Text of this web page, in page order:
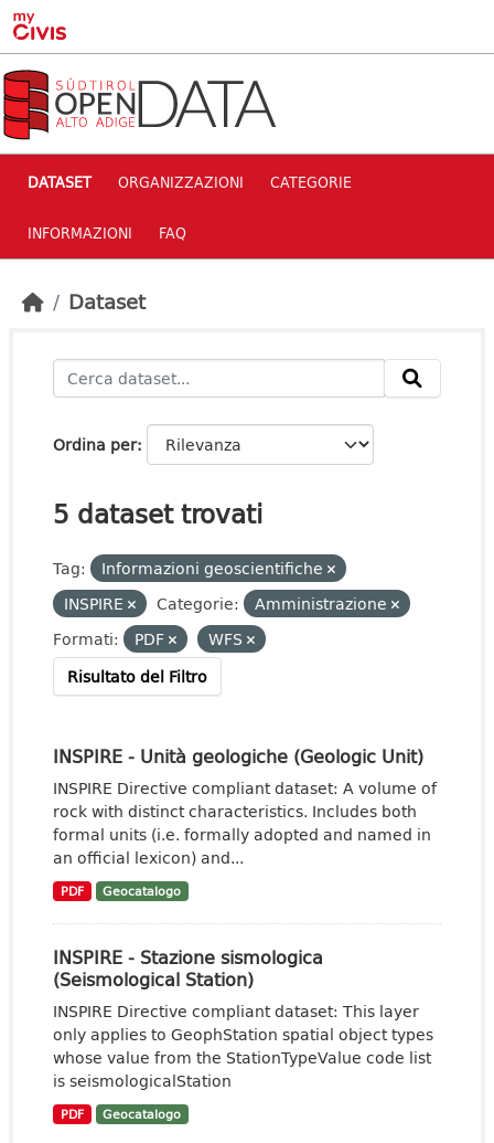
Skip to main content
DATASET ORGANIZZAZIONI CATEGORIE
INFORMAZIONI FAQ
Dataset
Ordina per
5 dataset trovati
Tag:
Informazioni geoscientifiche
INSPIRE
Categorie:
Amministrazione
Formati:
PDF
WFS
Risultato del Filtro
INSPIRE - Unità geologiche (Geologic Unit)
INSPIRE Directive compliant dataset: A volume of
rock with distinct characteristics. Includes both
formal units (i.e. formally adopted and named in
an official lexicon) and...
PDF Geocatalogo
INSPIRE - Stazione sismologica
(Seismological Station)
INSPIRE Directive compliant dataset: This layer
only applies to GeophStation spatial object types
whose value from the StationTypeValue code list
is seismologicalStation
PDF Geocatalogo